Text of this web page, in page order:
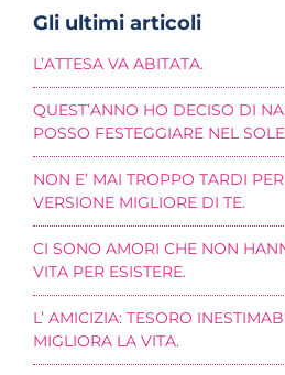
Gli ultimi articoli
L’ATTESA VA ABITATA.
QUEST’ANNO HO DECISO DI
POSSO FESTEGGIARE NEL
NON E’ MAI TROPPO TARDI
VERSIONE MIGLIORE DI TE.
CI SONO AMORI CHE NON
VITA PER ESISTERE.
L’ AMICIZIA: TESORO
MIGLIORA LA VITA.